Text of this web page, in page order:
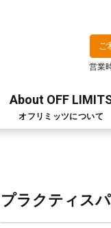
ご
営業
About OFF
オフリミッツについて
プラクティス